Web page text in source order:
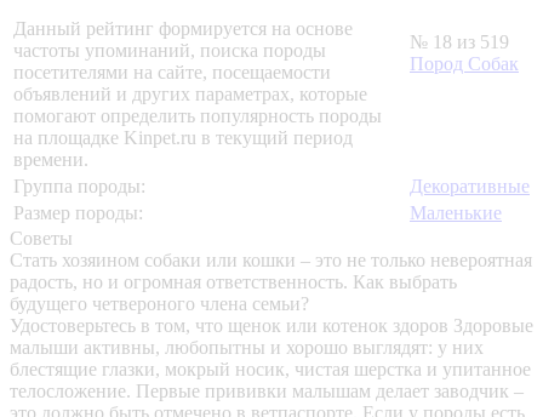
Данный рейтинг формируется на основе
частоты упоминаний, поиска породы
посетителями на сайте, посещаемости
объявлений и других параметрах, которые
помогают определить популярность породы
на площадке Kinpet.ru в текущий период
времени.
№ 18 из 519
Пород Собак
Группа породы:
Декоративные
Размер породы:
Маленькие
Советы
Стать хозяином собаки или кошки – это не только невероятная
радость, но и огромная ответственность. Как выбрать
будущего четвероного члена семьи?
Удостоверьтесь в том, что щенок или котенок здоров Здоровые
малыши активны, любопытны и хорошо выглядят: у них
блестящие глазки, мокрый носик, чистая шерстка и упитанное
телосложение. Первые прививки малышам делает заводчик –